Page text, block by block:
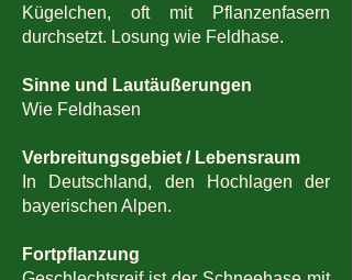
Kügelchen, oft mit Pflanzenfasern
durchsetzt. Losung wie Feldhase.
Sinne und Lautäußerungen
Wie Feldhasen
Verbreitungsgebiet / Lebensraum
In Deutschland, den Hochlagen der
bayerischen Alpen.
Fortpflanzung